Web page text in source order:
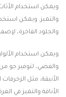
ويمكن استخدام
والتميز. ويمكن
والجلود الفاخرة،
ويمكن استخدام
والفضي، لتوفير جو
الأنيقة، مثل
الأناقة والتميز في